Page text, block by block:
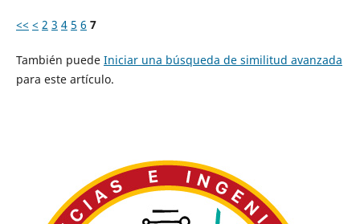
<< < 2 3 4 5 6 7
También puede Iniciar una búsqueda de similitud avanzada
para este artículo.